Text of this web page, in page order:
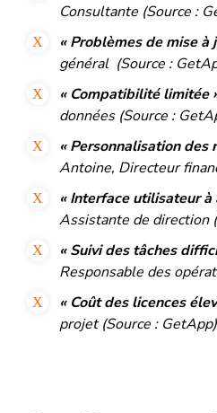
Consultante (Source :
« Problèmes de mise à
général (Source :
« Compatibilité limitée
données (Source :
« Personnalisation des
Antoine, Directeur
« Interface utilisateur à
Assistante de direction
« Suivi des tâches
Responsable des
« Coût des licences
projet (Source :